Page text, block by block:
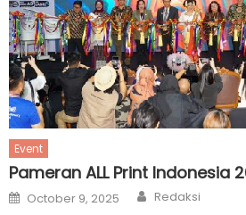
Event
Pameran ALL Print Indonesia
Posted
on
October 9, 2025 Author
Redaksi